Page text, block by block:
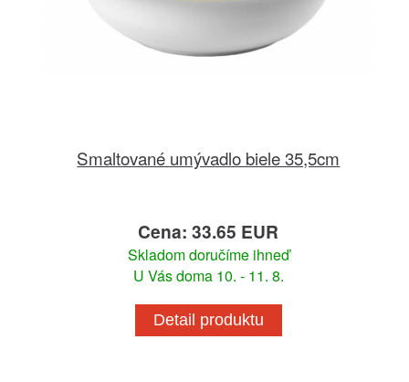
Smaltované umývadlo biele 35,5cm
Cena: 33.65 EUR
Skladom doručíme ihneď
U Vás doma 10. - 11. 8.
Detail produktu